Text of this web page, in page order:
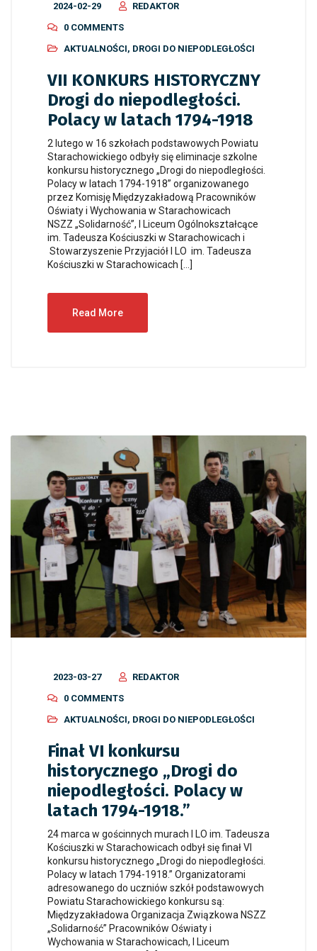
2024-02-29
REDAKTOR
0 COMMENTS
AKTUALNOŚCI, DROGI DO NIEPODLEGŁOŚCI
VII KONKURS HISTORYCZNY
Drogi do niepodległości.
Polacy w latach 1794-1918
2 lutego w 16 szkołach podstawowych Powiatu
Starachowickiego odbyły się eliminacje szkolne
konkursu historycznego „Drogi do niepodległości.
Polacy w latach 1794-1918” organizowanego
przez Komisję Międzyzakładową Pracowników
Oświaty i Wychowania w Starachowicach
NSZZ „Solidarność”, I Liceum Ogólnokształcące
im. Tadeusza Kościuszki w Starachowicach i
Stowarzyszenie Przyjaciół I LO im. Tadeusza
Kościuszki w Starachowicach […]
Read More
2023-03-27
REDAKTOR
0 COMMENTS
AKTUALNOŚCI, DROGI DO NIEPODLEGŁOŚCI
Finał VI konkursu
historycznego „Drogi do
niepodległości. Polacy w
latach 1794-1918.”
24 marca w gościnnych murach I LO im. Tadeusza
Kościuszki w Starachowicach odbył się finał VI
konkursu historycznego „Drogi do niepodległości.
Polacy w latach 1794-1918.” Organizatorami
adresowanego do uczniów szkół podstawowych
Powiatu Starachowickiego konkursu są:
Międzyzakładowa Organizacja Związkowa NSZZ
„Solidarność” Pracowników Oświaty i
Wychowania w Starachowicach, I Liceum